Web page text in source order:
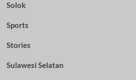
Solok
Sports
Stories
Sulawesi Selatan